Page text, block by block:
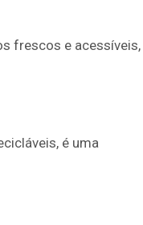
frescos e acessíveis,
é uma